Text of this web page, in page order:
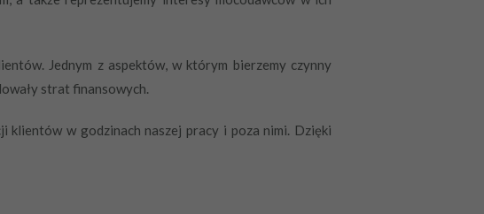
Jednym z aspektów, w którym bierzemy czynny
strat finansowych.
klientów w godzinach naszej pracy i poza nimi. Dzięki